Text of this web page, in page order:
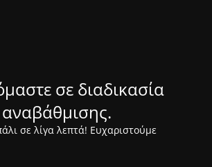
σε διαδικασία
αναβάθμισης.
σε λίγα λεπτά! Ευχαριστούμε